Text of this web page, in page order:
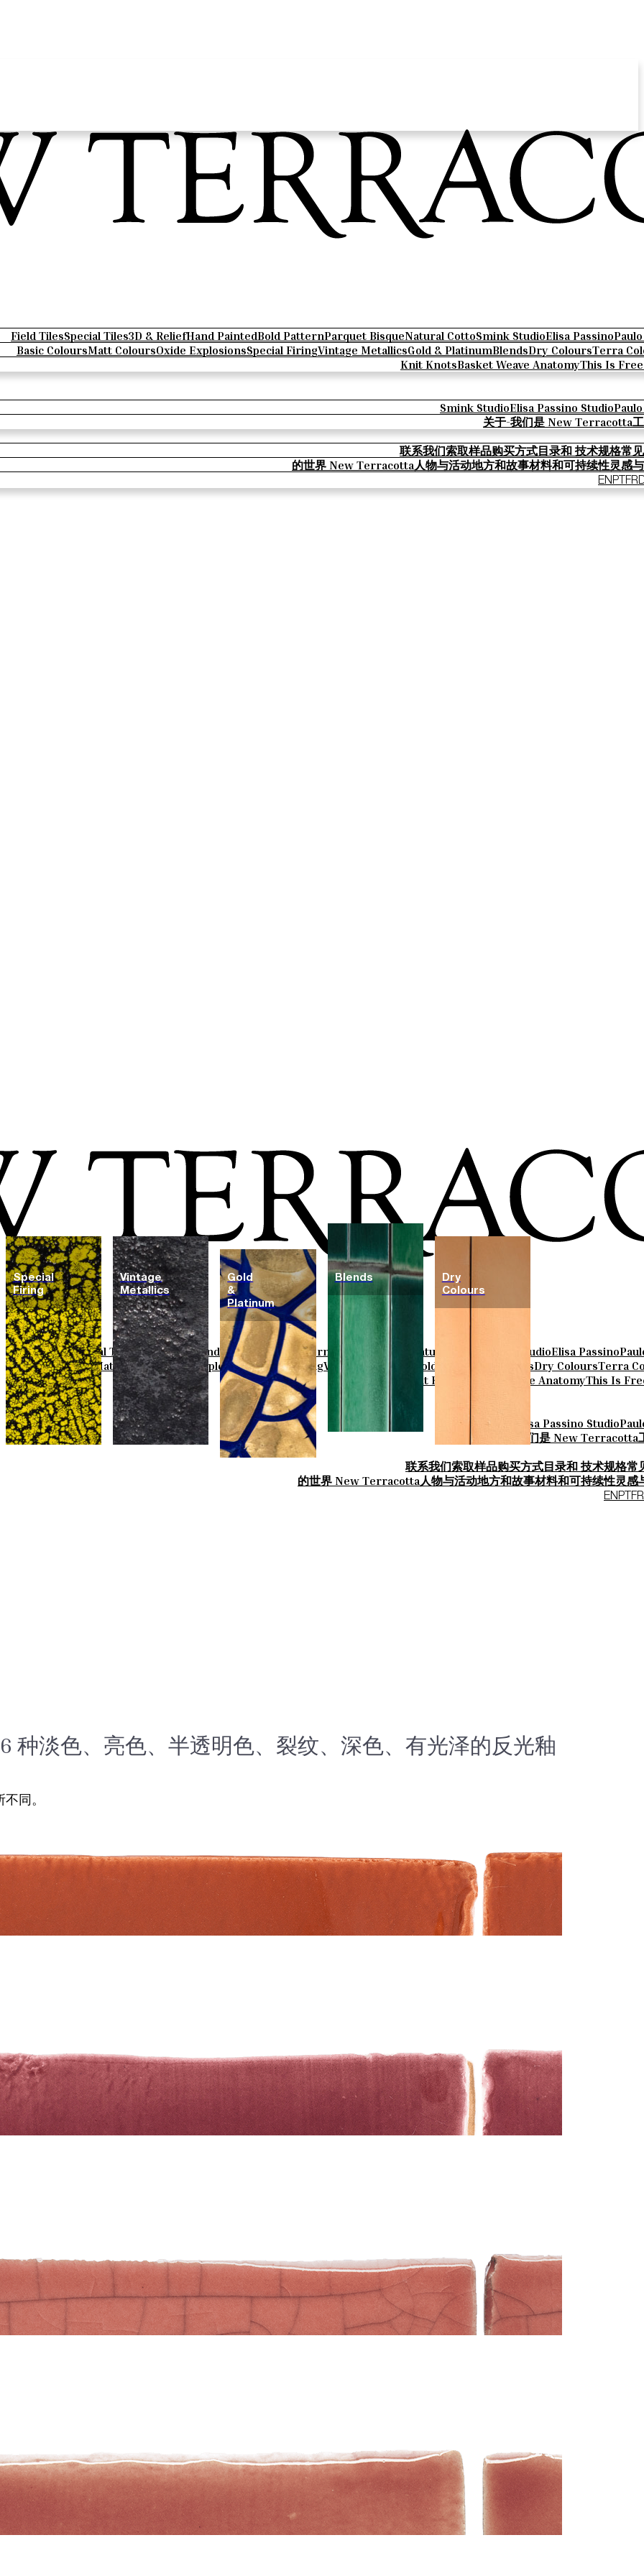
Field TilesSpecial Tiles3D & ReliefHand PaintedBold PatternParquet BisqueNatural CottoSmink StudioElisa Passino
Basic ColoursMatt ColoursOxide ExplosionsSpecial FiringVintage MetallicsGold & PlatinumBlendsDry ColoursTerra
Knit KnotsBasket Weave AnatomyThis Is
Smink StudioElisa Passino Studio
关于-我们是 New Terracotta
联系我们索取样品购买方式目录和 技术规格常
的世界 New Terracotta人物与活动地方和故事材料和可持续性灵感
EN PT FR
Field TilesSpecial Tiles3D & ReliefHand Painted Bold Pattern Parquet Bisque Natural Cotto Smink StudioElisa Passino
Basic ColoursMatt ColoursOxide ExplosionsSpecial FiringVintage Metallics Gold & Platinum BlendsDry ColoursTerra
Knit Knots Basket Weave AnatomyThis Is
Smink Studio Elisa Passino Studio
关于-我们是 New Terracotta
联系我们索取样品购买方式目录和 技术规格常
的世界 New Terracotta人物与活动地方和故事材料和可持续性灵感
EN PT FR
Special
Firing
Vintage
Metallics
Gold
&
Platinum
Blends
Dry
Colours
种淡色、亮色、半透明色、裂纹、深色、有光泽的反光釉
同。